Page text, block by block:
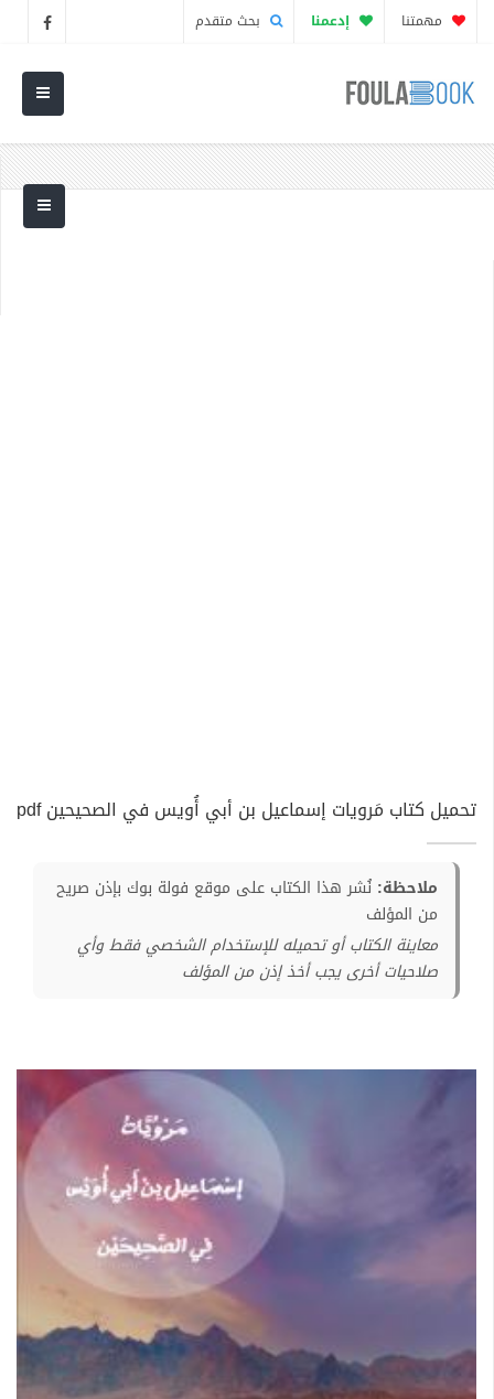
مهمتنا إدعمنا بحث متقدم
تحميل كتاب مَرويات إسماعيل بن أبي أُويس في الصحيحين pdf
ملاحظة: نُشر هذا الكتاب على موقع فولة بوك بإذن صريح
من المؤلف
معاينة الكتاب أو تحميله للإستخدام الشخصي فقط وأي
صلاحيات أخرى يجب أخذ إذن من المؤلف